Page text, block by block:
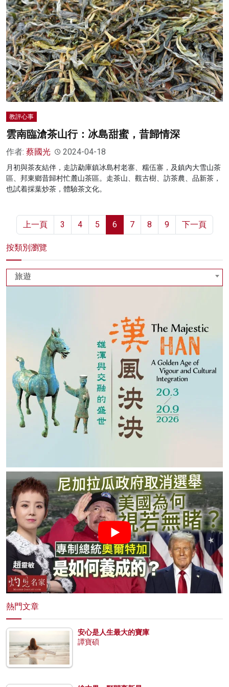
教評心事
雲南臨滄茶山行：冰島甜蜜，昔歸情深
作者: 蔡國光 2024-04-18
月初與茶友結伴，走訪勐庫鎮冰島村老寨、糯伍寨，及鎮內大雪山茶
區、邦東鄉昔歸村忙麓山茶區。走茶山、觀古樹、訪茶農、品新茶，
也試着採葉炒茶，體驗茶文化。
上一頁 3 4 5 6 7 8 9 下一頁
按類別瀏覽
旅遊
熱門文章
安心是人生最大的寶庫
譚寶碩